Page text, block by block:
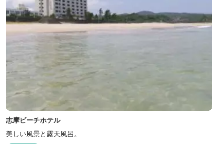
志摩ビーチホテル
美しい風景と露天風呂。